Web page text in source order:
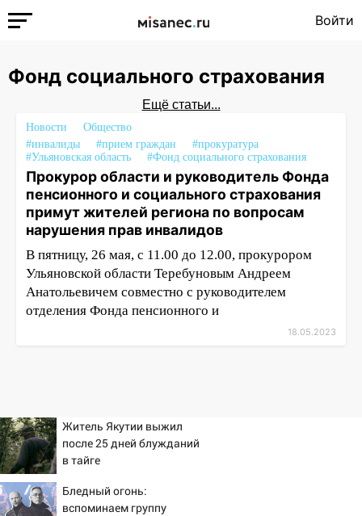
Войти
Фонд социального страхования
Ещё статьи...
Новости
Общество
#инвалиды
#прием граждан
#прокуратура
#Ульяновская область
#Фонд социального страхования
Прокурор области и руководитель Фонда
пенсионного и социального страхования
примут жителей региона по вопросам
нарушения прав инвалидов
В пятницу, 26 мая, с 11.00 до 12.00, прокурором
Ульяновской области Теребуновым Андреем
Анатольевичем совместно с руководителем
отделения Фонда пенсионного и
18.05.2023
Житель Якутии выжил
после 25 дней блужданий
в тайге
Бледный огонь:
вспоминаем группу